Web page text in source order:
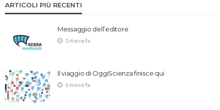
ARTICOLI PIÙ RECENTI
Messaggio dell’editore
1 mese fa
Il viaggio di OggiScienza finisce qui
1 mese fa